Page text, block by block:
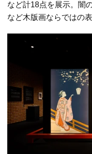
など計18点を展示。闇
など木版画ならではの